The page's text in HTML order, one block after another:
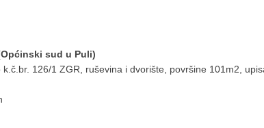
sud u Puli)
126/1 ZGR, ruševina i dvorište, površine 101m2,